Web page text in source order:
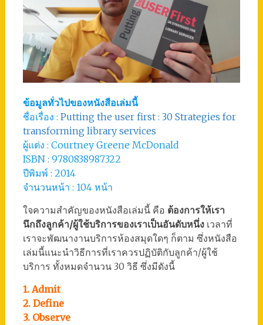
ข้อมูลทั่วไปของหนังสือเล่มนี้
ชื่อเรื่อง : Putting the user first : 30 Strategies for
transforming library services
ผู้แต่ง : Courtney Greene McDonald
ISBN : 9780838987322
ปีพิมพ์ : 2014
จำนวนหน้า : 104 หน้า
ใจความสำคัญของหนังสือเล่มนี้ คือ ต้องการให้เรา
นึกถึงลูกค้า/ผู้ใช้บริการของเราเป็นอันดับหนึ่งเวลาที่
เราจะพัฒนางานบริการห้องสมุดใดๆ ก็ตาม ซึ่งหนังสือ
เล่มนี้แนะนำวิธีการที่เราควรปฏิบัติกับลูกค้า/ผู้ใช้
บริการ ทั้งหมดจำนวน 30 วิธี ซึ่งมีดังนี้
1. Admit
2. Define
3. Observe